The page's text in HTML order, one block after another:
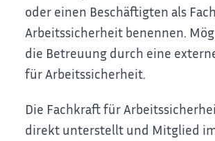
oder einen Beschäftigten als
Arbeitssicherheit benennen.
die Betreuung durch eine
für Arbeitssicherheit.
Die Fachkraft für
direkt unterstellt und Mitglied